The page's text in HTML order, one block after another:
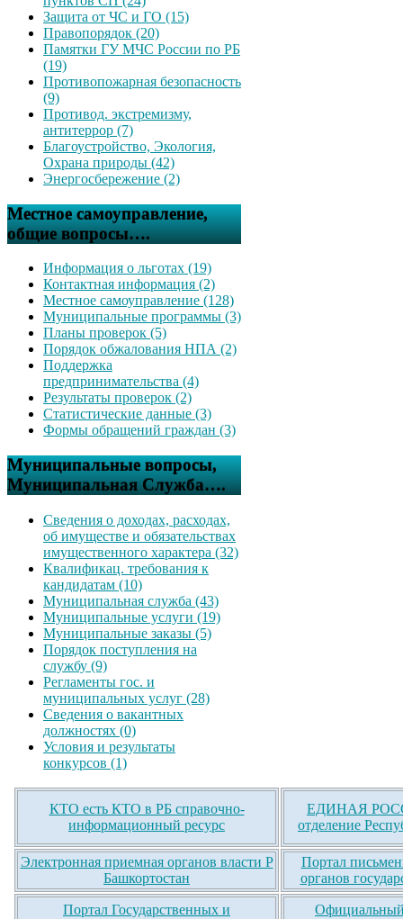
Защита от ЧС и ГО (15)
Правопорядок (20)
Памятки ГУ МЧС России по РБ
(19)
Противопожарная безопасность
(9)
Противод. экстремизму,
антитеррор (7)
Благоустройство, Экология,
Охрана природы (42)
Энергосбережение (2)
Местное самоуправление,
общие вопросы….
Информация о льготах (19)
Контактная информация (2)
Местное самоуправление (128)
Муниципальные программы (3)
Планы проверок (5)
Порядок обжалования НПА (2)
Поддержка
предпринимательства (4)
Результаты проверок (2)
Статистические данные (3)
Формы обращений граждан (3)
Муниципальные вопросы,
Муниципальная Служба….
Сведения о доходах, расходах,
об имуществе и обязательствах
имущественного характера (32)
Квалификац. требования к
кандидатам (10)
Муниципальная служба (43)
Муниципальные услуги (19)
Муниципальные заказы (5)
Порядок поступления на
службу (9)
Регламенты гос. и
муниципальных услуг (28)
Сведения о вакантных
должностях (0)
Условия и результаты
конкурсов (1)
КТО есть КТО в РБ справочно-
информационный ресурс
ЕДИНАЯ
отделение
Электронная приемная органов власти Р
Башкортостан
Портал
органов
Портал Государственных и
Официальный